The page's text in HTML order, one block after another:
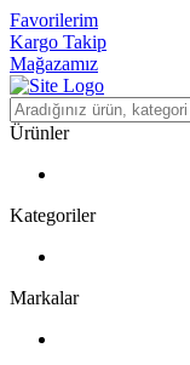
Favorilerim
Kargo Takip
Mağazamız
Ürünler
Kategoriler
Markalar